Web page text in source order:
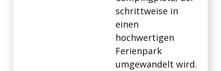
schrittweise in
einen
hochwertigen
Ferienpark
umgewandelt wird.